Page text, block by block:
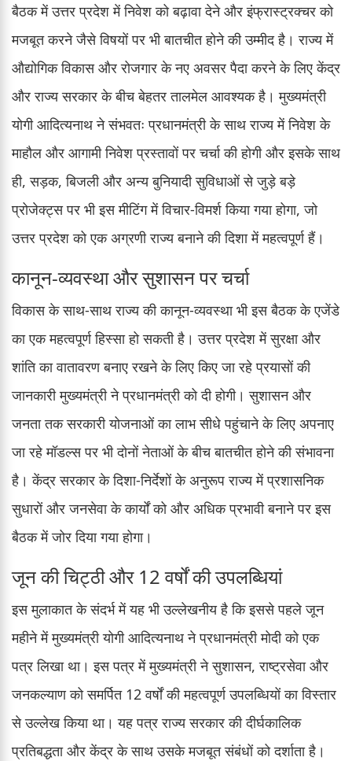
बैठक में उत्तर प्रदेश में निवेश को बढ़ावा देने और इंफ्रास्ट्रक्चर को
मजबूत करने जैसे विषयों पर भी बातचीत होने की उम्मीद है। राज्य में
औद्योगिक विकास और रोजगार के नए अवसर पैदा करने के लिए केंद्र
और राज्य सरकार के बीच बेहतर तालमेल आवश्यक है। मुख्यमंत्री
योगी आदित्यनाथ ने संभवतः प्रधानमंत्री के साथ राज्य में निवेश के
माहौल और आगामी निवेश प्रस्तावों पर चर्चा की होगी और इसके साथ
ही, सड़क, बिजली और अन्य बुनियादी सुविधाओं से जुड़े बड़े
प्रोजेक्ट्स पर भी इस मीटिंग में विचार-विमर्श किया गया होगा, जो
उत्तर प्रदेश को एक अग्रणी राज्य बनाने की दिशा में महत्वपूर्ण हैं।
कानून-व्यवस्था और सुशासन पर चर्चा
विकास के साथ-साथ राज्य की कानून-व्यवस्था भी इस बैठक के एजेंडे
का एक महत्वपूर्ण हिस्सा हो सकती है। उत्तर प्रदेश में सुरक्षा और
शांति का वातावरण बनाए रखने के लिए किए जा रहे प्रयासों की
जानकारी मुख्यमंत्री ने प्रधानमंत्री को दी होगी। सुशासन और
जनता तक सरकारी योजनाओं का लाभ सीधे पहुंचाने के लिए अपनाए
जा रहे मॉडल्स पर भी दोनों नेताओं के बीच बातचीत होने की संभावना
है। केंद्र सरकार के दिशा-निर्देशों के अनुरूप राज्य में प्रशासनिक
सुधारों और जनसेवा के कार्यों को और अधिक प्रभावी बनाने पर इस
बैठक में जोर दिया गया होगा।
जून की चिट्ठी और 12 वर्षों की उपलब्धियां
इस मुलाकात के संदर्भ में यह भी उल्लेखनीय है कि इससे पहले जून
महीने में मुख्यमंत्री योगी आदित्यनाथ ने प्रधानमंत्री मोदी को एक
पत्र लिखा था। इस पत्र में मुख्यमंत्री ने सुशासन, राष्ट्रसेवा और
जनकल्याण को समर्पित 12 वर्षों की महत्वपूर्ण उपलब्धियों का विस्तार
से उल्लेख किया था। यह पत्र राज्य सरकार की दीर्घकालिक
प्रतिबद्धता और केंद्र के साथ उसके मजबूत संबंधों को दर्शाता है।